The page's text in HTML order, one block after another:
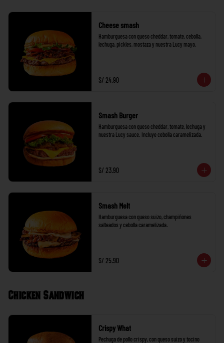
Cheese smash
Hamburguesa con queso cheddar, tomate, cebolla,
lechuga, pickles, mostaza y nuestra Lucy mayo.
S/ 24.90
Smash Burger
Hamburguesa con queso cheddar, tomate, lechuga y
nuestra Lucy sauce. Incluye cebolla caramelizada.
S/ 23.90
Smash Melt
Hamburguesa con queso suizo, champiñones
salteados y cebolla caramelizada.
S/ 25.90
Chicken Sandwich
Crispy What
Pechuga de pollo crispy, con queso suizo y tocino